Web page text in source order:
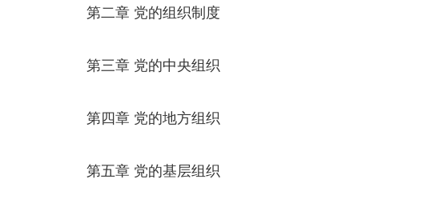
第二章 党的组织制度
第三章 党的中央组织
第四章 党的地方组织
第五章 党的基层组织